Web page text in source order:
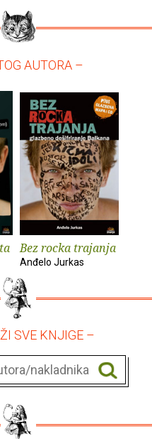
AUTORA –
Bez rocka trajanja
Anđelo Jurkas
SVE KNJIGE –